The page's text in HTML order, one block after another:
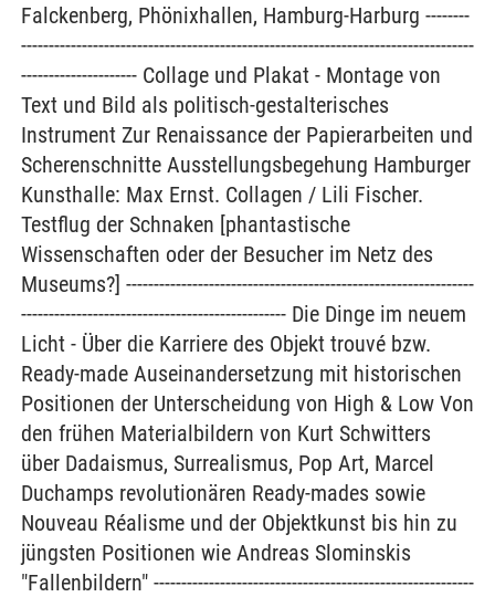
Falckenberg, Phönixhallen, Hamburg-Harburg --------
----------------------------------------------------------------------------------
--------------------- Collage und Plakat - Montage von
Text und Bild als politisch-gestalterisches
Instrument Zur Renaissance der Papierarbeiten und
Scherenschnitte Ausstellungsbegehung Hamburger
Kunsthalle: Max Ernst. Collagen / Lili Fischer.
Testflug der Schnaken [phantastische
Wissenschaften oder der Besucher im Netz des
Museums?] ---------------------------------------------------------------
------------------------------------------------ Die Dinge im neuem
Licht - Über die Karriere des Objekt trouvé bzw.
Ready-made Auseinandersetzung mit historischen
Positionen der Unterscheidung von High & Low Von
den frühen Materialbildern von Kurt Schwitters
über Dadaismus, Surrealismus, Pop Art, Marcel
Duchamps revolutionären Ready-mades sowie
Nouveau Réalisme und der Objektkunst bis hin zu
jüngsten Positionen wie Andreas Slominskis
"Fallenbildern" ----------------------------------------------------------